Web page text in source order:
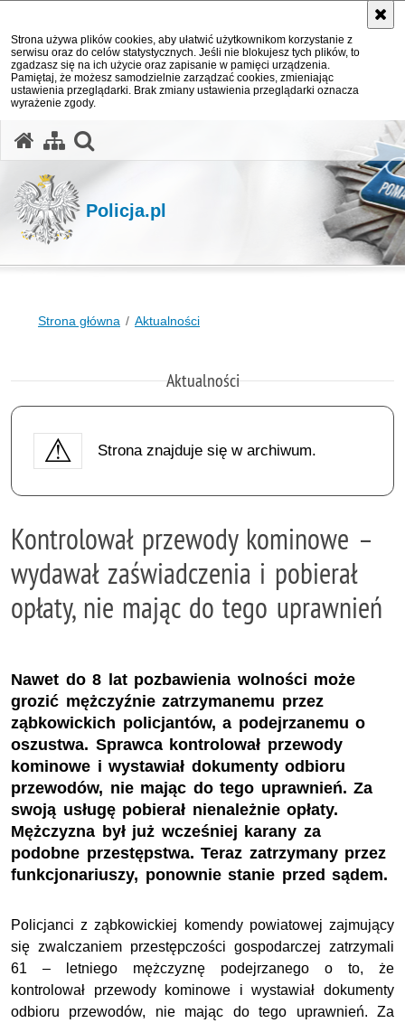
Strona używa plików cookies, aby ułatwić użytkownikom korzystanie z
serwisu oraz do celów statystycznych. Jeśli nie blokujesz tych plików, to
zgadzasz się na ich użycie oraz zapisanie w pamięci urządzenia.
Pamiętaj, że możesz samodzielnie zarządzać cookies, zmieniając
ustawienia przeglądarki. Brak zmiany ustawienia przeglądarki oznacza
wyrażenie zgody.
Policja.pl
Strona główna Aktualności
Aktualności
Strona znajduje się w archiwum.
Kontrolował przewody kominowe –
wydawał zaświadczenia i pobierał
opłaty, nie mając do tego uprawnień
Nawet do 8 lat pozbawienia wolności może
grozić mężczyźnie zatrzymanemu przez
ząbkowickich policjantów, a podejrzanemu o
oszustwa. Sprawca kontrolował przewody
kominowe i wystawiał dokumenty odbioru
przewodów, nie mając do tego uprawnień. Za
swoją usługę pobierał nienależnie opłaty.
Mężczyzna był już wcześniej karany za
podobne przestępstwa. Teraz zatrzymany przez
funkcjonariuszy, ponownie stanie przed sądem.
Policjanci z ząbkowickiej komendy powiatowej zajmujący
się zwalczaniem przestępczości gospodarczej zatrzymali
61 – letniego mężczyznę podejrzanego o to, że
kontrolował przewody kominowe i wystawiał dokumenty
odbioru przewodów, nie mając do tego uprawnień. Za